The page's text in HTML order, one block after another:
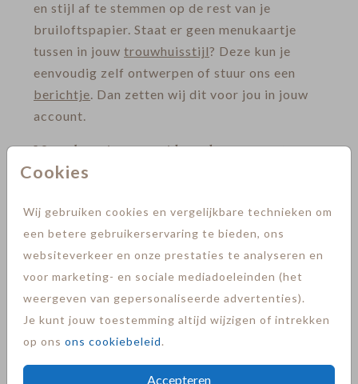
Cookies
Wij gebruiken cookies en vergelijkbare technieken om
een betere gebruikerservaring te bieden, ons
websiteverkeer en onze prestaties te analyseren en
voor marketing- en sociale mediadoeleinden (het
weergeven van gepersonaliseerde advertenties).
Je kunt jouw toestemming altijd wijzigen of intrekken
op ons ons cookiebeleid.
Accepteren
en stijl af te stemmen op de rest van je
bruiloftspapier. Staat er geen menukaartje
tussen in jouw trouwhuisstijl? Deze kun je
eenvoudig zelf ontwerpen of stuur ons een
berichtje. Dan zetten wij dit voor jou in jouw
account.
Naamkaartjes voor tijdens de ceremonie en
diner
gasten te laten weten waar zij mogen zitten. Je
kunt dezelfde naamkaartjes gebruiken tijdens
de ceremonie en het diner. Ze helpen niet
alleen bij het aanwijzen van de zitplaatsen,
maar kunnen ook een mooie decoratie zijn. Wil
jij de menukaartjes combineren met
bijpassende naamkaartjes? Stuur ons een
berichtjevoor meer informatie en